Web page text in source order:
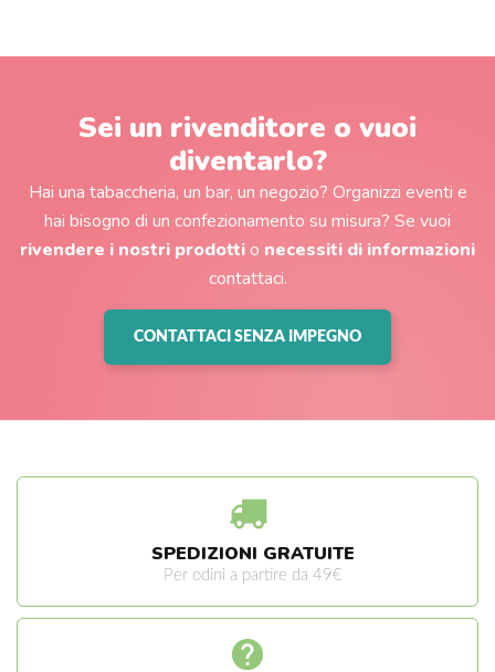
Sei un rivenditore o vuoi
diventarlo?
Hai una tabaccheria, un bar, un negozio? Organizzi eventi e
hai bisogno di un confezionamento su misura? Se vuoi
rivendere i nostri prodottio necessiti di informazioni
contattaci.
CONTATTACI SENZA IMPEGNO
SPEDIZIONI GRATUITE
Per odini a partire da 49€